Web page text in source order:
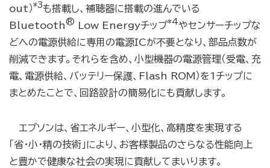
out）*3も搭載し、補聴器に搭載の進んでいる
Bluetooth® Low Energyチップ*4やセンサーチップな
どへの電源供給に専用の電源ICが不要となり、部品点数が
削減できます。それらを含め、小型機器の電源管理（受電、充
電、電源供給、バッテリー保護、Flash ROM）を1チップに
まとめたことで、回路設計の簡易化にも貢献します。
エプソンは、省エネルギー、小型化、高精度を実現する
「省・小・精の技術」により、お客様製品のさらなる性能向上
と豊かで健康な社会の実現に貢献してまいります。